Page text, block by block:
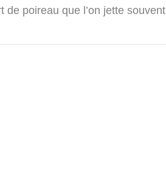
de poireau que l’on jette